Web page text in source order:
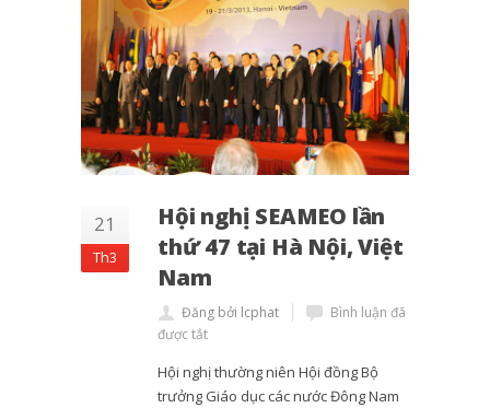
21
Th3
Hội nghị SEAMEO lần
thứ 47 tại Hà Nội, Việt
Nam
Đăng bởi lcphat
Bình luận đã
được tắt
Hội nghị thường niên Hội đồng Bộ
trưởng Giáo dục các nước Đông Nam